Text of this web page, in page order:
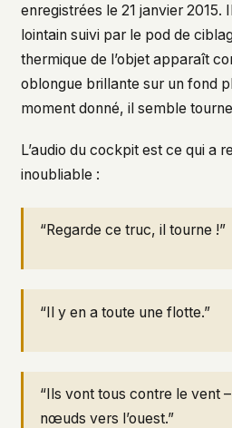
enregistrées le 21 janvier 2015.
lointain suivi par le pod de
thermique de l’objet apparaît
oblongue brillante sur un fond
moment donné, il semble
L’audio du cockpit est ce qui a
inoubliable :
“Regarde ce truc, il tourne !”
“Il y en a toute une flotte.”
“Ils vont tous contre le vent
nœuds vers l’ouest.”